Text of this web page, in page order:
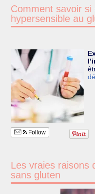
Comment savoir
hypersensible au
Follow
Les vraies raisons
sans gluten